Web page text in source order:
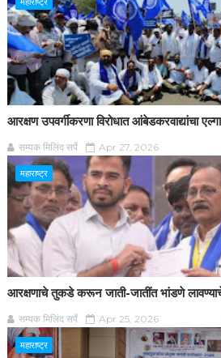
आरक्षण उपवर्गीकरणा विरोधात आंबेडकरवाद्यांचा
सम्यक मिलिंद सर्पे Apr 27, 2026
महाराष्ट्र
आरक्षणाचे तुकडे करून जाती-जातींत भांडणे
सम्यक मिलिंद सर्पे Apr 25, 2026
महाराष्ट्र